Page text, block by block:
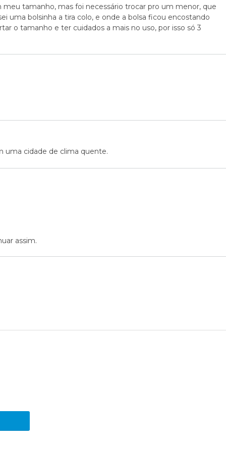
tamanho, mas foi necessário trocar pro um menor, que
uma bolsinha a tira colo, e onde a bolsa ficou encostando
o tamanho e ter cuidados a mais no uso, por isso só 3
uma cidade de clima quente.
assim.